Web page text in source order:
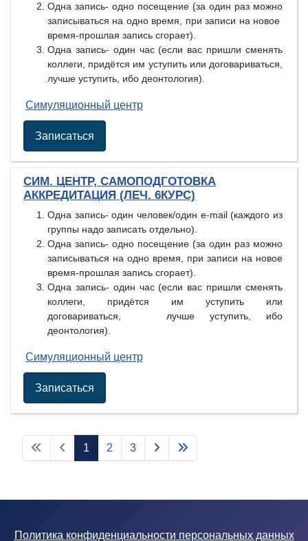
Одна запись- одно посещение (за один раз можно
записываться на одно время, при записи на новое
время-прошлая запись сгорает).
Одна запись- один час (если вас пришли сменять
коллеги, придётся им уступить или договариваться,
лучше уступить, ибо деонтология).
Симуляционный центр
Записаться
СИМ. ЦЕНТР, САМОПОДГОТОВКА
АККРЕДИТАЦИЯ (ЛЕЧ. 6КУРС)
Одна запись- один человек/один e-mail (каждого из
группы надо записать отдельно).
Одна запись- одно посещение (за один раз можно
записываться на одно время, при записи на новое
время-прошлая запись сгорает).
Одна запись- один час (если вас пришли сменять
коллеги, придётся им уступить или
договариваться, лучше уступить, ибо
деонтология).
Симуляционный центр
Записаться
1 2 3
Политика конфиденциальности персональных данных